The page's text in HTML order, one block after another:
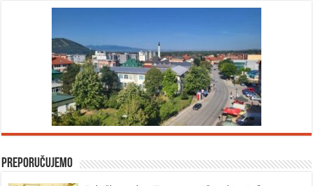
Preporučujemo